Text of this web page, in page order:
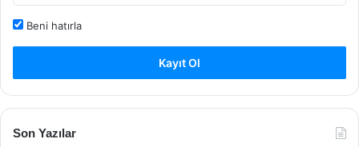
Beni hatırla
Kayıt Ol
Son Yazılar